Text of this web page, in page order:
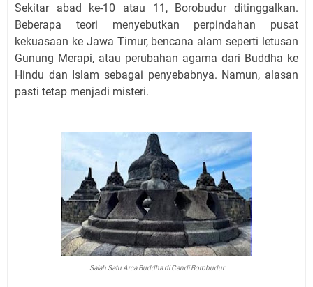
Sekitar abad ke-10 atau 11, Borobudur ditinggalkan.
Beberapa teori menyebutkan perpindahan pusat
kekuasaan ke Jawa Timur, bencana alam seperti letusan
Gunung Merapi, atau perubahan agama dari Buddha ke
Hindu dan Islam sebagai penyebabnya. Namun, alasan
pasti tetap menjadi misteri.
Salah Satu Arca Buddha di Candi Borobudur